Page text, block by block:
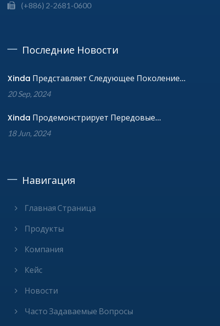
(+886) 2-2681-0600
Последние Новости
Xinda Представляет Следующее Поколение...
20 Sep, 2024
Xinda Продемонстрирует Передовые...
18 Jun, 2024
Навигация
Главная Страница
Продукты
Компания
Кейс
Новости
Часто Задаваемые Вопросы